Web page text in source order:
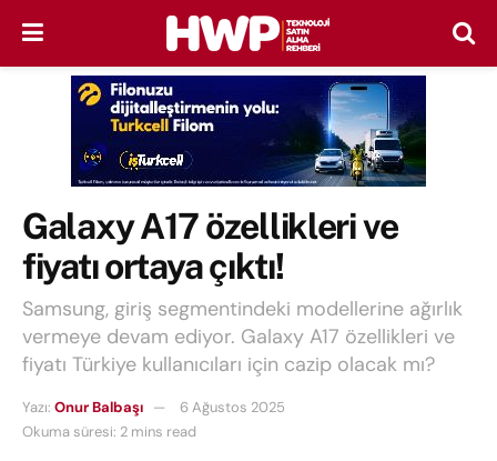
Galaxy A17 özellikleri ve
fiyatı ortaya çıktı!
Samsung, giriş segmentindeki modellerine ağırlık
vermeye devam ediyor. Galaxy A17 özellikleri ve
fiyatı Türkiye kullanıcıları için cazip olacak mı?
Yazı: Onur Balbaşı
6 Ağustos 2025
Okuma süresi: 2 mins read